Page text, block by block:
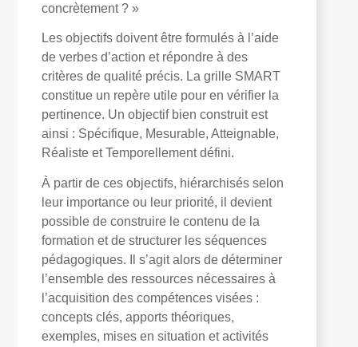
concrètement ? »
Les objectifs doivent être formulés à l’aide
de verbes d’action et répondre à des
critères de qualité précis. La grille SMART
constitue un repère utile pour en vérifier la
pertinence. Un objectif bien construit est
ainsi : Spécifique, Mesurable, Atteignable,
Réaliste et Temporellement défini.
À partir de ces objectifs, hiérarchisés selon
leur importance ou leur priorité, il devient
possible de construire le contenu de la
formation et de structurer les séquences
pédagogiques. Il s’agit alors de déterminer
l’ensemble des ressources nécessaires à
l’acquisition des compétences visées :
concepts clés, apports théoriques,
exemples, mises en situation et activités